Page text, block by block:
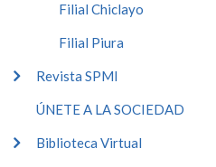
Filial Chiclayo
Filial Piura
Revista SPMI
ÚNETE A LA SOCIEDAD
Biblioteca Virtual